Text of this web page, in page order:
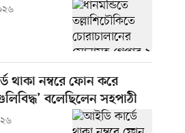
থাকা নম্বরে ফোন করে
বলেছিলেন সহপাঠী